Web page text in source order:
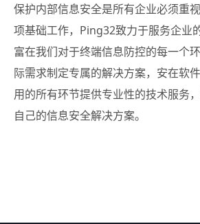
保护内部信息安全是所有企业必须重
项基础工作，Ping32致力于服务企业
富在我们对于终端信息防控的每一个
际需求制定专属的解决方案，安在软
用的所有环节提供专业性的技术服务
自己的信息安全解决方案。